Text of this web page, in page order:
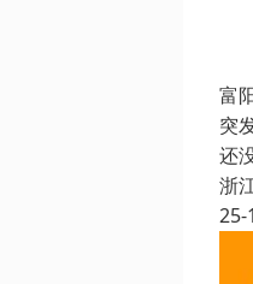
富
突
还
浙
25-